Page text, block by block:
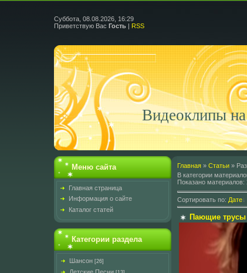
Суббота, 08.08.2026, 16:29
Приветствую Вас Гость | RSS
Видеоклипы
Меню сайта
Главная страница
Информация о сайте
Каталог статей
Категории раздела
Шансон [26]
Главная » Статьи »
В категории
Показано материалов:
Сортировать по: Дате
Пающие трусы